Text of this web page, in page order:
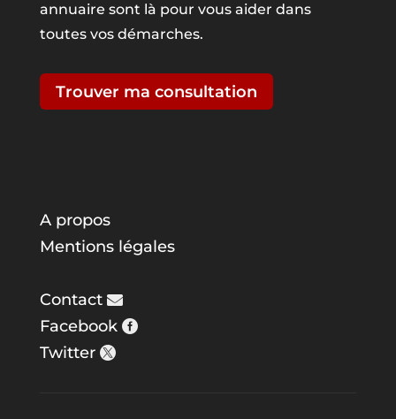
annuaire sont là pour vous aider dans
toutes vos démarches.
Trouver ma consultation
A propos
Mentions légales
Contact
Facebook
Twitter